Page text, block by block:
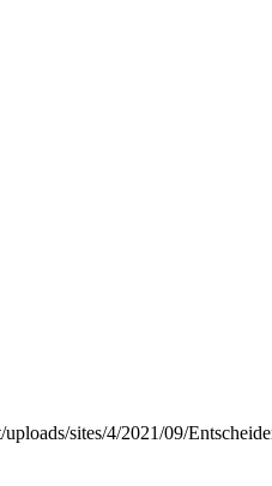
sites/4/2021/09/